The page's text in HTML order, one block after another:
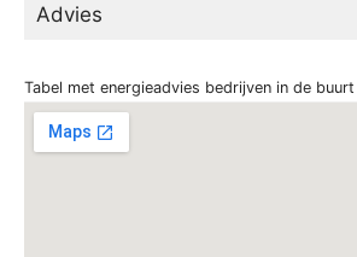
Advies
Tabel met energieadvies bedrijven in de